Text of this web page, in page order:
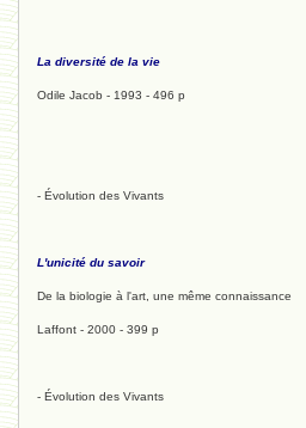
La diversité de la vie
Odile Jacob - 1993 - 496 p
- Évolution des Vivants
L'unicité du savoir
De la biologie à l'art, une même connaissance
Laffont - 2000 - 399 p
- Évolution des Vivants